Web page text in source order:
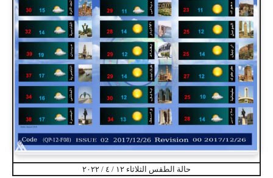
حالة الطقس الثلاثاء ١٢ / ٤ / ٢٠٢٢